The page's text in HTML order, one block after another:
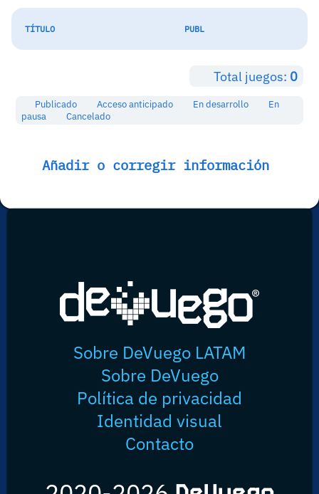
TÍTULO PUBL
Total juegos: 0
Publicado Acceso anticipado En desarrollo
En
pausa
Cancelado
Añadir o corregir información
Sobre DeVuego LATAM
Sobre DeVuego
Política de privacidad
Identidad visual
Contacto